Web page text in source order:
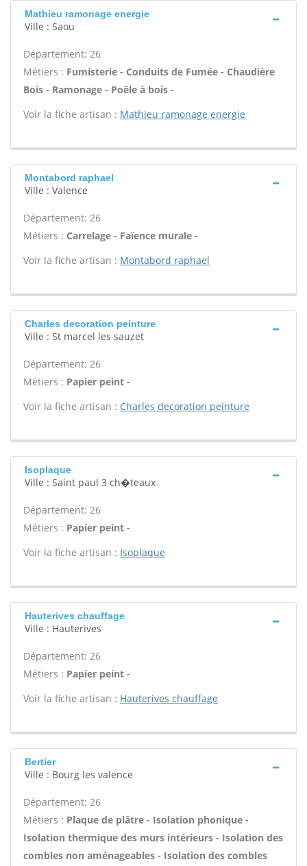
Mathieu ramonage energie
Ville : Saou
Département: 26
Métiers : Fumisterie - Conduits de Fumée - Chaudière
Bois - Ramonage - Poêle à bois -
Voir la fiche artisan : Mathieu ramonage energie
Montabord raphael
Ville : Valence
Département: 26
Métiers : Carrelage - Faïence murale -
Voir la fiche artisan : Montabord raphael
Charles decoration peinture
Ville : St marcel les sauzet
Département: 26
Métiers : Papier peint -
Voir la fiche artisan : Charles decoration peinture
Isoplaque
Ville : Saint paul 3 ch�teaux
Département: 26
Métiers : Papier peint -
Voir la fiche artisan : Isoplaque
Hauterives chauffage
Ville : Hauterives
Département: 26
Métiers : Papier peint -
Voir la fiche artisan : Hauterives chauffage
Bertier
Ville : Bourg les valence
Département: 26
Métiers : Plaque de plâtre - Isolation phonique -
Isolation thermique des murs intérieurs - Isolation des
combles non aménageables - Isolation des combles